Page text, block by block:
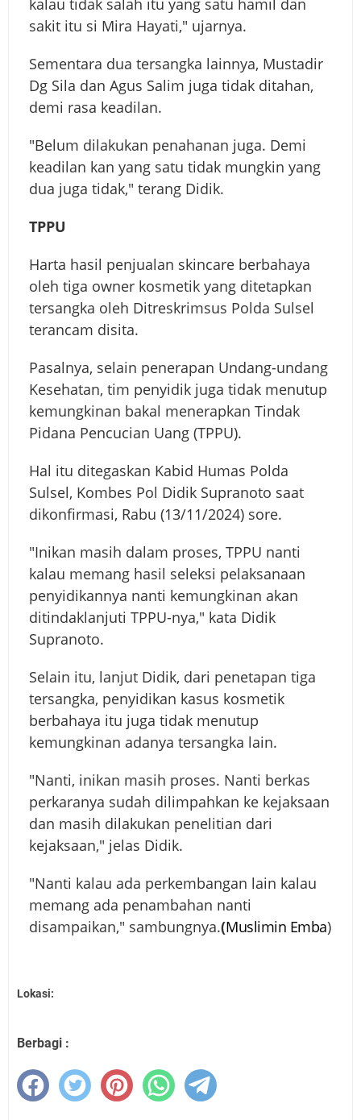
sakit itu si Mira Hayati," ujarnya.
Sementara dua tersangka lainnya, Mustadir
Dg Sila dan Agus Salim juga tidak ditahan,
demi rasa keadilan.
"Belum dilakukan penahanan juga. Demi
keadilan kan yang satu tidak mungkin yang
dua juga tidak," terang Didik.
TPPU
Harta hasil penjualan skincare berbahaya
oleh tiga owner kosmetik yang ditetapkan
tersangka oleh Ditreskrimsus Polda Sulsel
terancam disita.
Pasalnya, selain penerapan Undang-undang
Kesehatan, tim penyidik juga tidak menutup
kemungkinan bakal menerapkan Tindak
Pidana Pencucian Uang (TPPU).
Hal itu ditegaskan Kabid Humas Polda
Sulsel, Kombes Pol Didik Supranoto saat
dikonfirmasi, Rabu (13/11/2024) sore.
"Inikan masih dalam proses, TPPU nanti
kalau memang hasil seleksi pelaksanaan
penyidikannya nanti kemungkinan akan
ditindaklanjuti TPPU-nya," kata Didik
Supranoto.
Selain itu, lanjut Didik, dari penetapan tiga
tersangka, penyidikan kasus kosmetik
berbahaya itu juga tidak menutup
kemungkinan adanya tersangka lain.
"Nanti, inikan masih proses. Nanti berkas
perkaranya sudah dilimpahkan ke kejaksaan
dan masih dilakukan penelitian dari
kejaksaan," jelas Didik.
"Nanti kalau ada perkembangan lain kalau
memang ada penambahan nanti
disampaikan," sambungnya.(Muslimin Emba)
Lokasi:
Berbagi :